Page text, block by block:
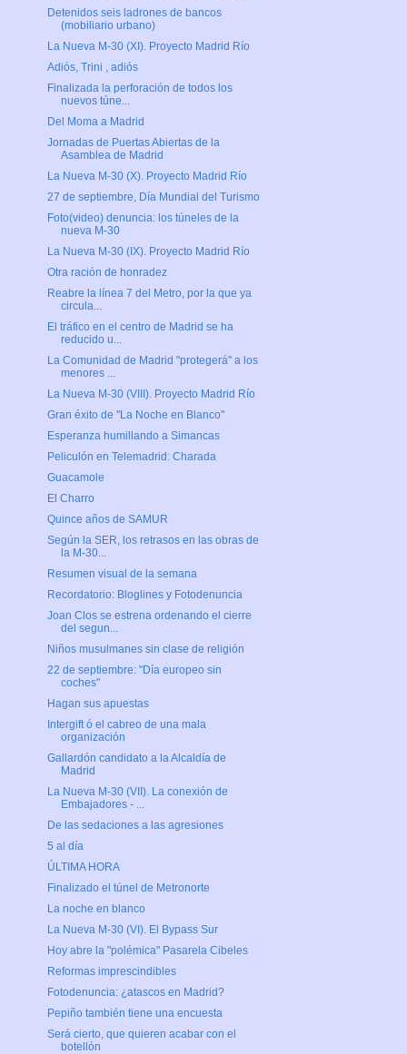
Detenidos seis ladrones de bancos
(mobiliario urbano)
La Nueva M-30 (XI). Proyecto Madrid Río
Adiós, Trini , adiós
Finalizada la perforación de todos los
nuevos túne...
Del Moma a Madrid
Jornadas de Puertas Abiertas de la
Asamblea de Madrid
La Nueva M-30 (X). Proyecto Madrid Río
27 de septiembre, Día Mundial del Turismo
Foto(video) denuncia: los túneles de la
nueva M-30
La Nueva M-30 (IX). Proyecto Madrid Río
Otra ración de honradez
Reabre la línea 7 del Metro, por la que ya
circula...
El tráfico en el centro de Madrid se ha
reducido u...
La Comunidad de Madrid "protegerá" a los
menores ...
La Nueva M-30 (VIII). Proyecto Madrid Río
Gran éxito de "La Noche en Blanco"
Esperanza humillando a Simancas
Peliculón en Telemadrid: Charada
Guacamole
El Charro
Quince años de SAMUR
Según la SER, los retrasos en las obras de
la M-30...
Resumen visual de la semana
Recordatorio: Bloglines y Fotodenuncia
Joan Clos se estrena ordenando el cierre
del segun...
Niños musulmanes sin clase de religión
22 de septiembre: "Día europeo sin
coches"
Hagan sus apuestas
Intergift ó el cabreo de una mala
organización
Gallardón candidato a la Alcaldía de
Madrid
La Nueva M-30 (VII). La conexión de
Embajadores - ...
De las sedaciones a las agresiones
5 al día
ÚLTIMA HORA
Finalizado el túnel de Metronorte
La noche en blanco
La Nueva M-30 (VI). El Bypass Sur
Hoy abre la "polémica" Pasarela Cibeles
Reformas imprescindibles
Fotodenuncia: ¿atascos en Madrid?
Pepiño también tiene una encuesta
Será cierto, que quieren acabar con el
botellón